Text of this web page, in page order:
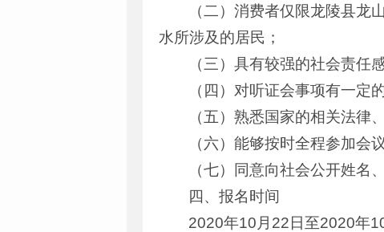
（二）消费者仅限龙陵县
水所涉及的居民；
（三）具有较强的社会责任
（四）对听证会事项有一定
（五）熟悉国家的相关法律
（六）能够按时全程参加会
（七）同意向社会公开姓名
四、报名时间
2020年10月22日至2020年